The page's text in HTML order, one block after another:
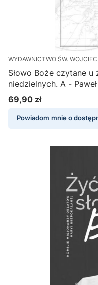
WYDAWNICTWO ŚW.
Słowo Boże czytane
niedzielnych. A -
Cena
69,90 zł
Powiadom mnie o